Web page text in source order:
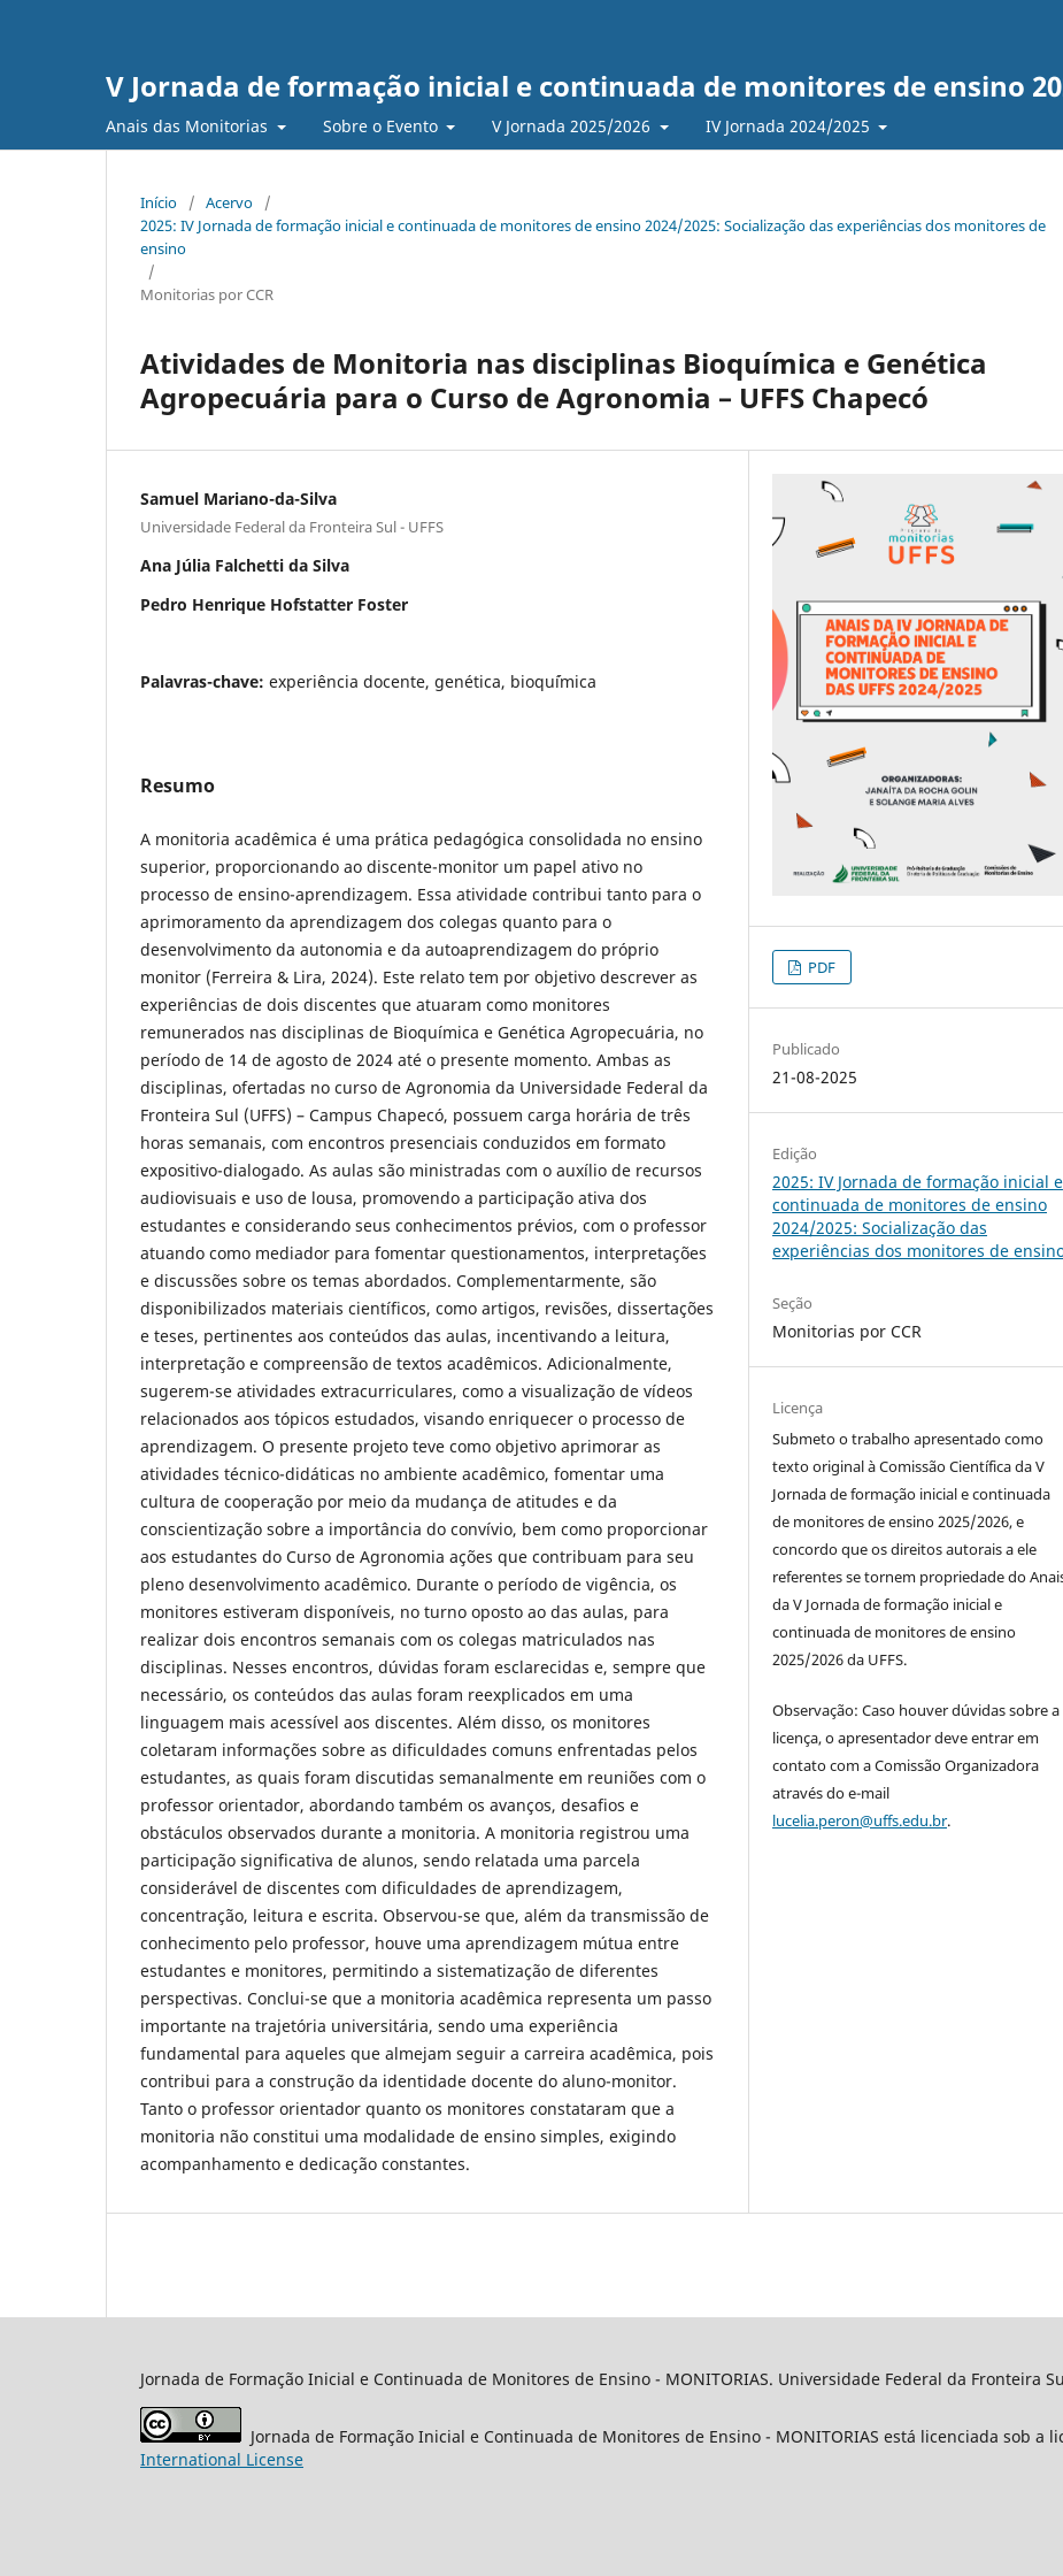
V Jornada de formação inicial e continuada de monitores de ensino
Anais das Monitorias Sobre o Evento V Jornada 2025/2026 IV Jornada 2024/2025
Início / Acervo
/
2025: IV Jornada de formação inicial e continuada de monitores de ensino 2024/2025: Socialização das experiências dos monitores de
ensino
/
Monitorias por CCR
Atividades de Monitoria nas disciplinas Bioquímica e Genética
Agropecuária para o Curso de Agronomia – UFFS Chapecó
Samuel Mariano-da-Silva
Universidade Federal da Fronteira Sul - UFFS
Ana Júlia Falchetti da Silva
Pedro Henrique Hofstatter Foster
Palavras-chave: experiência docente, genética, bioqu´ímica
Resumo
A monitoria acadêmica é uma prática pedagógica consolidada no ensino
superior, proporcionando ao discente-monitor um papel ativo no
processo de ensino-aprendizagem. Essa atividade contribui tanto para o
aprimoramento da aprendizagem dos colegas quanto para o
desenvolvimento da autonomia e da autoaprendizagem do próprio
monitor (Ferreira & Lira, 2024). Este relato tem por objetivo descrever as
experiências de dois discentes que atuaram como monitores
remunerados nas disciplinas de Bioquímica e Genética Agropecuária, no
período de 14 de agosto de 2024 até o presente momento. Ambas as
disciplinas, ofertadas no curso de Agronomia da Universidade Federal da
Fronteira Sul (UFFS) – Campus Chapecó, possuem carga horária de três
horas semanais, com encontros presenciais conduzidos em formato
expositivo-dialogado. As aulas são ministradas com o auxílio de recursos
audiovisuais e uso de lousa, promovendo a participação ativa dos
estudantes e considerando seus conhecimentos prévios, com o professor
atuando como mediador para fomentar questionamentos, interpretações
e discussões sobre os temas abordados. Complementarmente, são
disponibilizados materiais científicos, como artigos, revisões, dissertações
e teses, pertinentes aos conteúdos das aulas, incentivando a leitura,
interpretação e compreensão de textos acadêmicos. Adicionalmente,
sugerem-se atividades extracurriculares, como a visualização de vídeos
relacionados aos tópicos estudados, visando enriquecer o processo de
aprendizagem. O presente projeto teve como objetivo aprimorar as
atividades técnico-didáticas no ambiente acadêmico, fomentar uma
cultura de cooperação por meio da mudança de atitudes e da
conscientização sobre a importância do convívio, bem como proporcionar
aos estudantes do Curso de Agronomia ações que contribuam para seu
pleno desenvolvimento acadêmico. Durante o período de vigência, os
monitores estiveram disponíveis, no turno oposto ao das aulas, para
realizar dois encontros semanais com os colegas matriculados nas
disciplinas. Nesses encontros, dúvidas foram esclarecidas e, sempre que
necessário, os conteúdos das aulas foram reexplicados em uma
linguagem mais acessível aos discentes. Além disso, os monitores
coletaram informações sobre as dificuldades comuns enfrentadas pelos
estudantes, as quais foram discutidas semanalmente em reuniões com o
professor orientador, abordando também os avanços, desafios e
obstáculos observados durante a monitoria. A monitoria registrou uma
participação significativa de alunos, sendo relatada uma parcela
considerável de discentes com dificuldades de aprendizagem,
concentração, leitura e escrita. Observou-se que, além da transmissão de
conhecimento pelo professor, houve uma aprendizagem mútua entre
estudantes e monitores, permitindo a sistematização de diferentes
perspectivas. Conclui-se que a monitoria acadêmica representa um passo
importante na trajetória universitária, sendo uma experiência
fundamental para aqueles que almejam seguir a carreira acadêmica, pois
contribui para a construção da identidade docente do aluno-monitor.
Tanto o professor orientador quanto os monitores constataram que a
monitoria não constitui uma modalidade de ensino simples, exigindo
acompanhamento e dedicação constantes.
PDF
Publicado
21-08-2025
Edição
2025: IV Jornada de formação inicial e
continuada de monitores de ensino
2024/2025: Socialização das
experiências dos monitores de
Seção
Monitorias por CCR
Licença
Submeto o trabalho apresentado como
texto original à Comissão Científica da V
Jornada de formação inicial e continuada
de monitores de ensino 2025/2026, e
concordo que os direitos autorais a ele
referentes se tornem propriedade do
da V Jornada de formação inicial e
continuada de monitores de ensino
2025/2026 da UFFS.
Observação: Caso houver dúvidas sobre a
licença, o apresentador deve entrar em
contato com a Comissão Organizadora
através do e-mail
lucelia.peron@uffs.edu.br.
Jornada de Formação Inicial e Continuada de Monitores de Ensino - MONITORIAS. Universidade Federal da Fronteira
Jornada de Formação Inicial e Continuada de Monitores de Ensino - MONITORIAS está licenciada sob a
International License